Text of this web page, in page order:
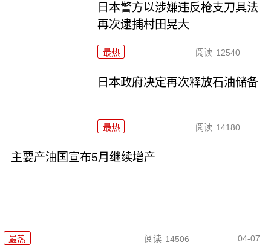
日本警方以涉嫌违反枪支刀具法
再次逮捕村田晃大
最热 阅读 12540
日本政府决定再次释放石油储备
最热 阅读 14180
主要产油国宣布5月继续增产
最热 阅读 14506 04-07